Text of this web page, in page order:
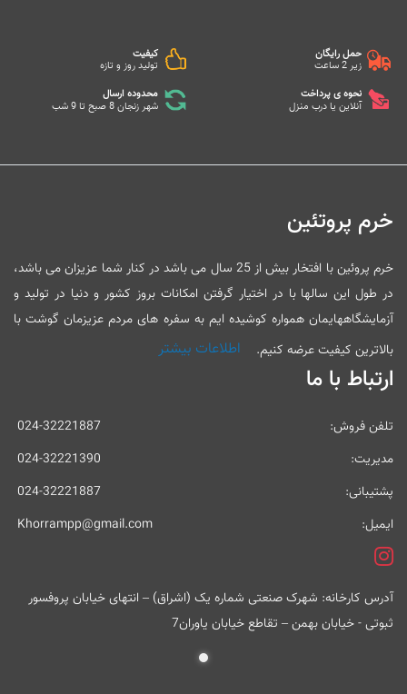
حمل رایگان
زیر 2 ساعت
کیفیت
تولید روز و تازه
نحوه ی پرداخت
آنلاین یا درب منزل
محدوده ارسال
شهر زنجان 8 صبح تا 9 شب
خرم پروتئین
خرم پروئین با افتخار بیش از 25 سال می باشد در کنار شما عزیزان می باشد،
در طول این سالها با در اختیار گرفتن امکانات بروز کشور و دنیا در تولید و
آزمایشگاههایمان همواره کوشیده ایم به سفره های مردم عزیزمان گوشت با
بالاترین کیفیت عرضه کنیم.
اطلاعات بیشتر
ارتباط با ما
تلفن فروش:
024-32221887
مدیریت:
024-32221390
پشتیبانی:
024-32221887
ایمیل:
Khorrampp@gmail.com
آدرس کارخانه: شهرک صنعتی شماره یک (اشراق) – انتهای خیابان پروفسور
ثبوتی - خیابان بهمن – تقاطع خیابان یاوران7